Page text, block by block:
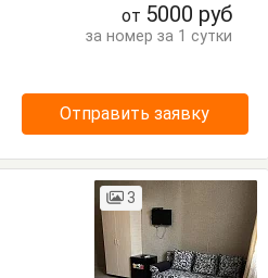
от 5000 руб
за номер за 1 сутки
Отправить заявку
3